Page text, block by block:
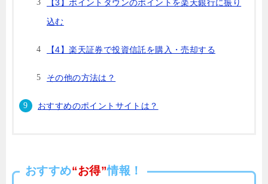
【3】ポイントタウンのポイントを楽天銀行に振り
込む
【4】楽天証券で投資信託を購入・売却する
その他の方法は？
おすすめのポイントサイトは？
おすすめ“お得”情報！